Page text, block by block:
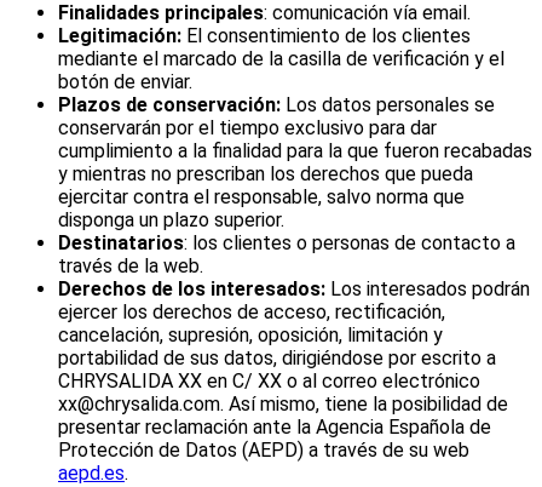
Finalidades principales: comunicación vía email.
Legitimación: El consentimiento de los clientes
mediante el marcado de la casilla de verificación y el
botón de enviar.
Plazos de conservación: Los datos personales se
conservarán por el tiempo exclusivo para dar
cumplimiento a la finalidad para la que fueron recabadas
y mientras no prescriban los derechos que pueda
ejercitar contra el responsable, salvo norma que
disponga un plazo superior.
Destinatarios: los clientes o personas de contacto a
través de la web.
Derechos de los interesados: Los interesados podrán
ejercer los derechos de acceso, rectificación,
cancelación, supresión, oposición, limitación y
portabilidad de sus datos, dirigiéndose por escrito a
CHRYSALIDA XX en C/ XX o al correo electrónico
xx@chrysalida.com. Así mismo, tiene la posibilidad de
presentar reclamación ante la Agencia Española de
Protección de Datos (AEPD) a través de su web
aepd.es.